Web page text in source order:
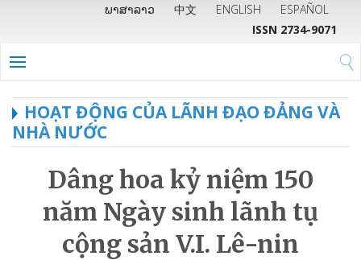
ພາສາລາວ 中文 ENGLISH
ESPAÑOL
ISSN 2734-9071
HOẠT ĐỘNG CỦA LÃNH ĐẠO ĐẢNG VÀ
NHÀ NƯỚC
Dâng hoa kỷ niệm 150
năm Ngày sinh lãnh tụ
cộng sản V.I. Lê-nin